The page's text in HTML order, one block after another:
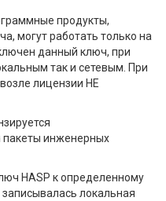
продукты,
могут работать только на
данный ключ, при
так и сетевым. При
лицензии НЕ
пакеты инженерных
HASP к определенному
локальная